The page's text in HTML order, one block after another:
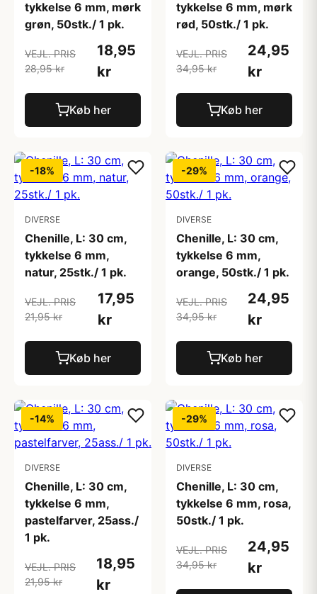
tykkelse 6 mm, mørk
grøn, 50stk./ 1 pk.
VEJL. PRIS
28,95 kr
18,95
kr
Køb her
tykkelse 6 mm, mørk
rød, 50stk./ 1 pk.
VEJL. PRIS
34,95 kr
24,95
kr
Køb her
-18%
DIVERSE
Chenille, L: 30 cm,
tykkelse 6 mm,
natur, 25stk./ 1 pk.
VEJL. PRIS
21,95 kr
17,95
kr
Køb her
-29%
DIVERSE
Chenille, L: 30 cm,
tykkelse 6 mm,
orange, 50stk./ 1 pk.
VEJL. PRIS
34,95 kr
24,95
kr
Køb her
-14%
DIVERSE
Chenille, L: 30 cm,
tykkelse 6 mm,
pastelfarver, 25ass./
1 pk.
VEJL. PRIS
21,95 kr
18,95
kr
-29%
DIVERSE
Chenille, L: 30 cm,
tykkelse 6 mm, rosa,
50stk./ 1 pk.
VEJL. PRIS
34,95 kr
24,95
kr